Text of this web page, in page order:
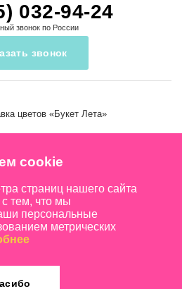
032-94-24
звонок по России
звонок
цветов«Букет Лета»
cookie
страниц нашего сайта
тем, что мы
персональные
метрических